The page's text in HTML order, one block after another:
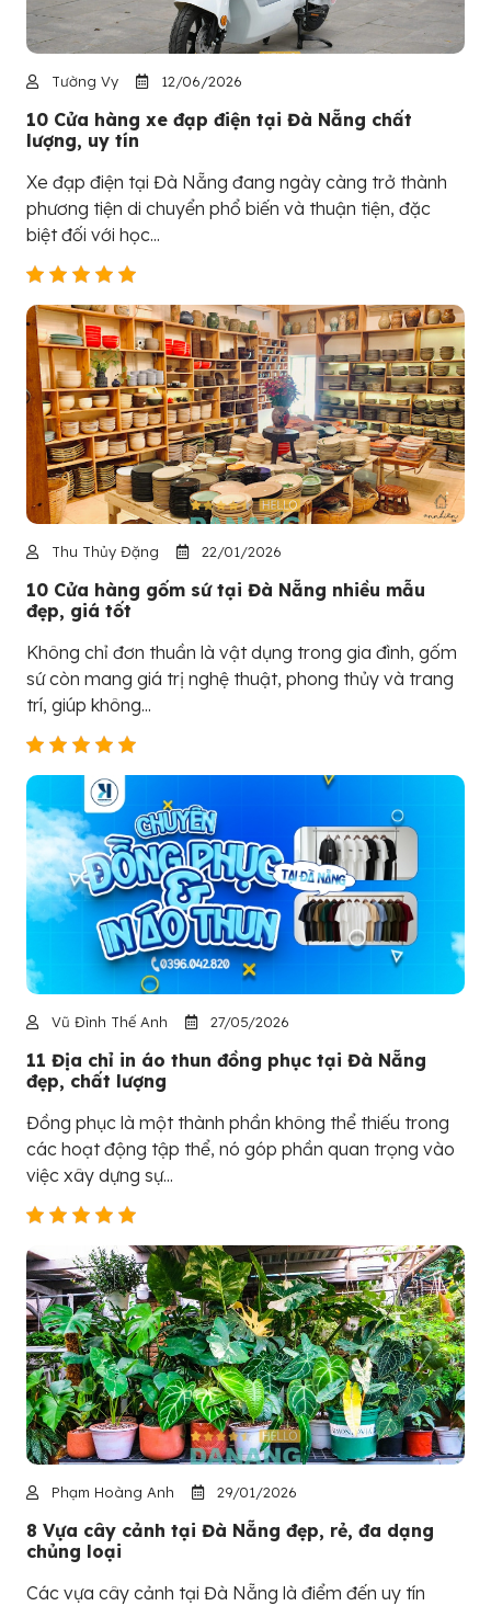
Tường Vy 12/06/2026
10 Cửa hàng xe đạp điện tại Đà Nẵng chất
lượng, uy tín
Xe đạp điện tại Đà Nẵng đang ngày càng trở thành
phương tiện di chuyển phổ biến và thuận tiện, đặc
biệt đối với học...
Thu Thủy Đặng 22/01/2026
10 Cửa hàng gốm sứ tại Đà Nẵng nhiều mẫu
đẹp, giá tốt
Không chỉ đơn thuần là vật dụng trong gia đình, gốm
sứ còn mang giá trị nghệ thuật, phong thủy và trang
trí, giúp không...
Vũ Đình Thế Anh 27/05/2026
11 Địa chỉ in áo thun đồng phục tại Đà Nẵng
đẹp, chất lượng
Đồng phục là một thành phần không thể thiếu trong
các hoạt động tập thể, nó góp phần quan trọng vào
việc xây dựng sự...
Phạm Hoàng Anh 29/01/2026
8 Vựa cây cảnh tại Đà Nẵng đẹp, rẻ, đa dạng
chủng loại
Các vựa cây cảnh tại Đà Nẵng là điểm đến uy tín